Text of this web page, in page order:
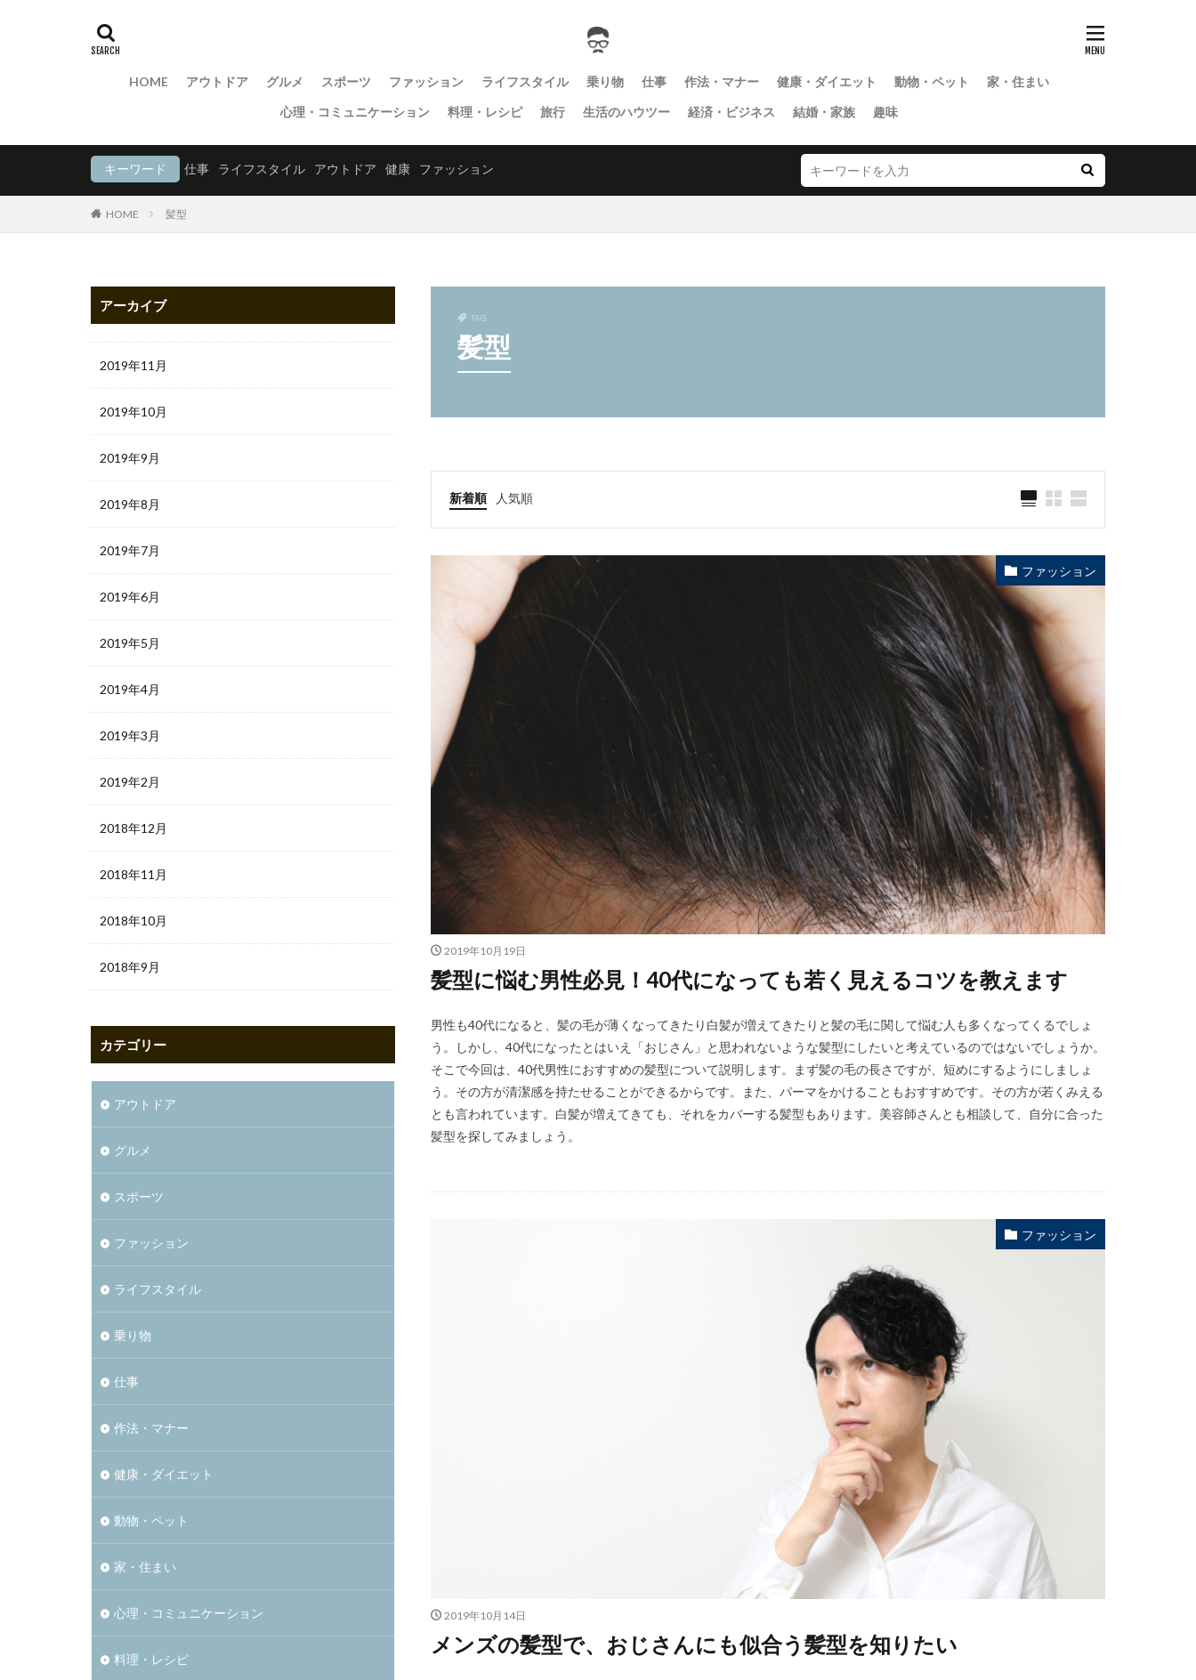
HOME アウトドア グルメ スポーツ ファッション ライフスタイル 乗り物 仕事 作法・マナー 健康・ダイエット 動物・ペット
家・住まい
心理・コミュニケーション
料理・レシピ 旅行 生活のハウツー 経済・ビジネス 結婚・家族 趣味
キーワード 仕事 ライフスタイル アウトドア 健康 ファッション
HOME 髪型
TAG
髪型
新着順 人気順
ファッション
2019年10月19日
髪型に悩む男性必見！40代になっても若く見えるコツを教えます
男性も40代になると、髪の毛が薄くなってきたり白髪が増えてきたりと髪の毛に関して悩む人も多くなってくるでしょ
う。しかし、40代になったとはいえ「おじさん」と思われないような髪型にしたいと考えているのではないでしょうか。
そこで今回は、40代男性におすすめの髪型について説明します。まず髪の毛の長さですが、短めにするようにしましょ
う。その方が清潔感を持たせることができるからです。また、パーマをかけることもおすすめです。その方が若くみえる
とも言われています。白髪が増えてきても、それをカバーする髪型もあります。美容師さんとも相談して、自分に合った
髪型を探してみましょう。
ファッション
2019年10月14日
メンズの髪型で、おじさんにも似合う髪型を知りたい
アーカイブ
2019年11月
2019年10月
2019年9月
2019年8月
2019年7月
2019年6月
2019年5月
2019年4月
2019年3月
2019年2月
2018年12月
2018年11月
2018年10月
2018年9月
カテゴリー
アウトドア
グルメ
スポーツ
ファッション
ライフスタイル
乗り物
仕事
作法・マナー
健康・ダイエット
動物・ペット
家・住まい
心理・コミュニケーション
料理・レシピ